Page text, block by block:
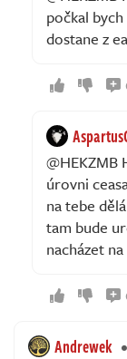
počkal
dostane z
úrovni
na tebe
tam bude
nacházet
Andrewek